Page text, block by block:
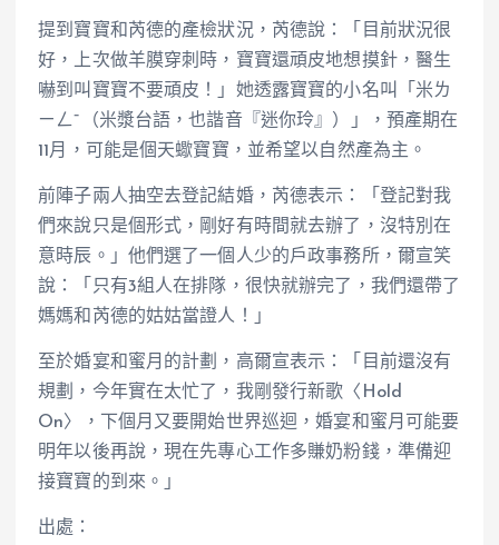
提到寶寶和芮德的產檢狀況，芮德說：「目前狀況很
好，上次做羊膜穿刺時，寶寶還頑皮地想摸針，醫生
嚇到叫寶寶不要頑皮！」她透露寶寶的小名叫「米ㄌ
ㄧㄥˉ（米漿台語，也諧音『迷你玲』）」，預產期在
11月，可能是個天蠍寶寶，並希望以自然產為主。
前陣子兩人抽空去登記結婚，芮德表示：「登記對我
們來說只是個形式，剛好有時間就去辦了，沒特別在
意時辰。」他們選了一個人少的戶政事務所，爾宣笑
說：「只有3組人在排隊，很快就辦完了，我們還帶了
媽媽和芮德的姑姑當證人！」
至於婚宴和蜜月的計劃，高爾宣表示：「目前還沒有
規劃，今年實在太忙了，我剛發行新歌〈Hold
On〉，下個月又要開始世界巡迴，婚宴和蜜月可能要
明年以後再說，現在先專心工作多賺奶粉錢，準備迎
接寶寶的到來。」
出處：